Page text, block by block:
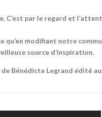
C’est par le regard et
qu’en modifiant notre
source d’inspiration.
Bénédicte Legrand édité